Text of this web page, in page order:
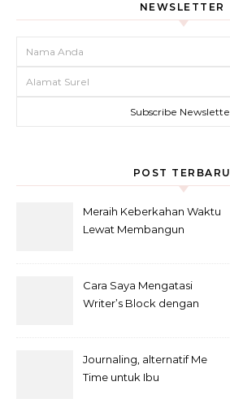
NEWSLETTER
POST TERBARU
Meraih Keberkahan Waktu
Lewat Membangun
Cara Saya Mengatasi
Writer’s Block dengan
Journaling, alternatif Me
Time untuk Ibu